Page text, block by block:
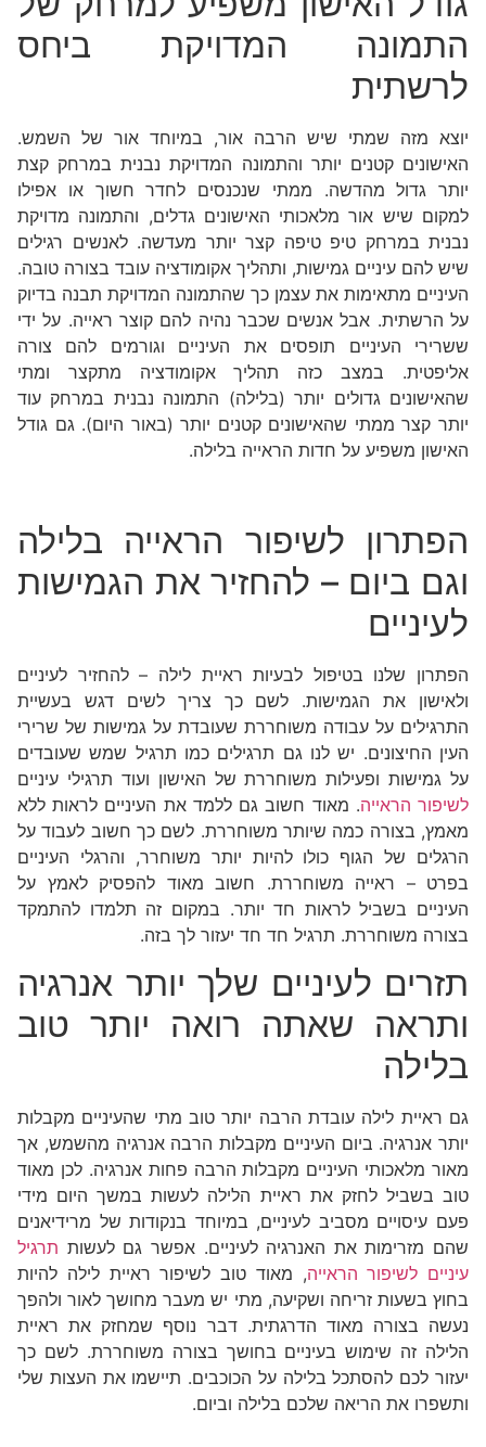
התמונה המדויקת ביחס
לרשתית
יוצא מזה שמתי שיש הרבה אור, במיוחד אור של השמש.
האישונים קטנים יותר והתמונה המדויקת נבנית במרחק קצת
יותר גדול מהדשה. ממתי שנכנסים לחדר חשוך או אפילו
למקום שיש אור מלאכותי האישונים גדלים, והתמונה מדויקת
נבנית במרחק טיפ טיפה קצר יותר מעדשה. לאנשים רגילים
שיש להם עיניים גמישות, ותהליך אקומודציה עובד בצורה טובה.
העיניים מתאימות את עצמן כך שהתמונה המדויקת תבנה בדיוק
על הרשתית. אבל אנשים שכבר נהיה להם קוצר ראייה. על ידי
ששרירי העיניים תופסים את העיניים וגורמים להם צורה
אליפטית. במצב כזה תהליך אקומודציה מתקצר ומתי
שהאישונים גדולים יותר (בלילה) התמונה נבנית במרחק עוד
יותר קצר ממתי שהאישונים קטנים יותר (באור היום). גם גודל
האישון משפיע על חדות הראייה בלילה.
הפתרון לשיפור הראייה בלילה
וגם ביום – להחזיר את הגמישות
לעיניים
הפתרון שלנו בטיפול לבעיות ראיית לילה – להחזיר לעיניים
ולאישון את הגמישות. לשם כך צריך לשים דגש בעשיית
התרגילים על עבודה משוחררת שעובדת על גמישות של שרירי
העין החיצונים. יש לנו גם תרגילים כמו תרגיל שמש שעובדים
על גמישות ופעילות משוחררת של האישון ועוד תרגילי עיניים
לשיפור הראייה. מאוד חשוב גם ללמד את העיניים לראות ללא
מאמץ, בצורה כמה שיותר משוחררת. לשם כך חשוב לעבוד על
הרגלים של הגוף כולו להיות יותר משוחרר, והרגלי העיניים
בפרט – ראייה משוחררת. חשוב מאוד להפסיק לאמץ על
העיניים בשביל לראות חד יותר. במקום זה תלמדו להתמקד
בצורה משוחררת. תרגיל חד חד יעזור לך בזה.
תזרים לעיניים שלך יותר אנרגיה
ותראה שאתה רואה יותר טוב
בלילה
גם ראיית לילה עובדת הרבה יותר טוב מתי שהעיניים מקבלות
יותר אנרגיה. ביום העיניים מקבלות הרבה אנרגיה מהשמש, אך
מאור מלאכותי העיניים מקבלות הרבה פחות אנרגיה. לכן מאוד
טוב בשביל לחזק את ראיית הלילה לעשות במשך היום מידי
פעם עיסויים מסביב לעיניים, במיוחד בנקודות של מרידיאנים
שהם מזרימות את האנרגיה לעיניים. אפשר גם לעשות תרגיל
עיניים לשיפור הראייה, מאוד טוב לשיפור ראיית לילה להיות
בחוץ בשעות זריחה ושקיעה, מתי יש מעבר מחושך לאור ולהפך
נעשה בצורה מאוד הדרגתית. דבר נוסף שמחזק את ראיית
הלילה זה שימוש בעיניים בחושך בצורה משוחררת. לשם כך
יעזור לכם להסתכל בלילה על הכוכבים. תיישמו את העצות שלי
ותשפרו את הריאה שלכם בלילה וביום.